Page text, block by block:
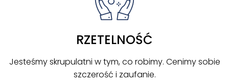
RZETELNOŚĆ
Jesteśmy skrupulatni w tym, co robimy. Cenimy sobie
szczerość i zaufanie.